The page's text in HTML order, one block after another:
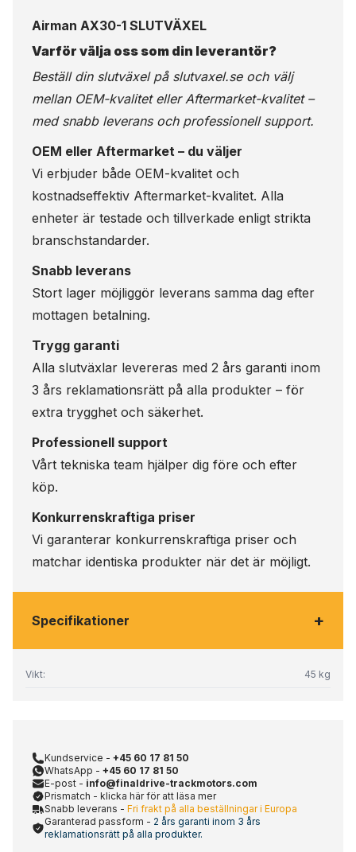
Airman AX30-1 SLUTVÄXEL
Varför välja oss som din leverantör?
Beställ din slutväxel på slutvaxel.seoch välj
mellan OEM-kvalitet eller Aftermarket-kvalitet –
med snabb leverans och professionell support.
OEM eller Aftermarket – du väljer
Vi erbjuder både OEM-kvalitet och
kostnadseffektiv Aftermarket-kvalitet. Alla
enheter är testade och tillverkade enligt strikta
branschstandarder.
Snabb leverans
Stort lager möjliggör leverans samma dag efter
mottagen betalning.
Trygg garanti
Alla slutväxlar levereras med 2 års garanti inom
3 års reklamationsrätt på alla produkter – för
extra trygghet och säkerhet.
Professionell support
Vårt tekniska team hjälper dig före och efter
köp.
Konkurrenskraftiga priser
Vi garanterar konkurrenskraftiga priser och
matchar identiska produkter när det är möjligt.
Specifikationer +
Vikt: 45 kg
Kundservice - +45 60 17 81 50
WhatsApp - +45 60 17 81 50
E-post - info@finaldrive-trackmotors.com
Prismatch - klicka här för att läsa mer
Snabb leverans - Fri frakt på alla beställningar i Europa
Garanterad passform - 2 års garanti inom 3 års
reklamationsrätt på alla produkter.